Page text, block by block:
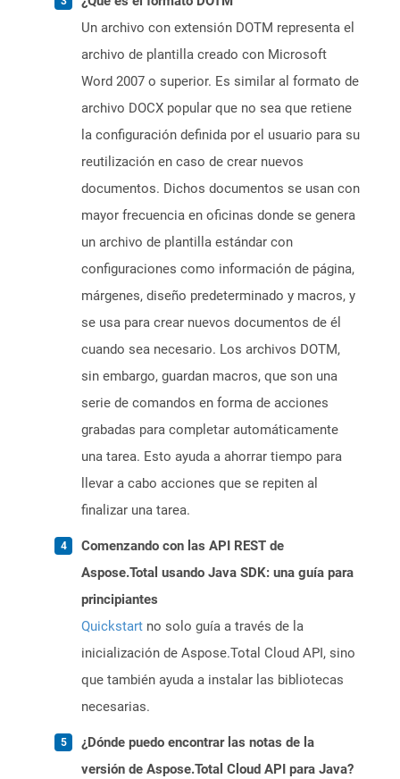
Un archivo con extensión DOTM representa el
archivo de plantilla creado con Microsoft
Word 2007 o superior. Es similar al formato de
archivo DOCX popular que no sea que retiene
la configuración definida por el usuario para su
reutilización en caso de crear nuevos
documentos. Dichos documentos se usan con
mayor frecuencia en oficinas donde se genera
un archivo de plantilla estándar con
configuraciones como información de página,
márgenes, diseño predeterminado y macros, y
se usa para crear nuevos documentos de él
cuando sea necesario. Los archivos DOTM,
sin embargo, guardan macros, que son una
serie de comandos en forma de acciones
grabadas para completar automáticamente
una tarea. Esto ayuda a ahorrar tiempo para
llevar a cabo acciones que se repiten al
finalizar una tarea.
Comenzando con las API REST de
Aspose.Total usando Java SDK: una guía para
principiantes
Quickstart no solo guía a través de la
inicialización de Aspose.Total Cloud API, sino
que también ayuda a instalar las bibliotecas
necesarias.
¿Dónde puedo encontrar las notas de la
versión de Aspose.Total Cloud API para Java?